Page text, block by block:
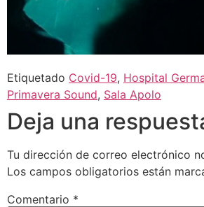
Etiquetado Covid-19, Hospital
Primavera Sound, Sala Apolo
Deja una
Tu dirección de correo electrónico
Los campos obligatorios están
Comentario *